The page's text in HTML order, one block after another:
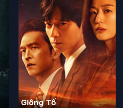
Giông Tố